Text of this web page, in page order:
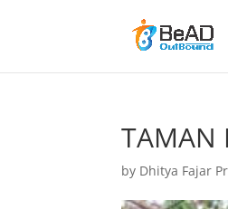
TAMAN
by Dhitya Fajar